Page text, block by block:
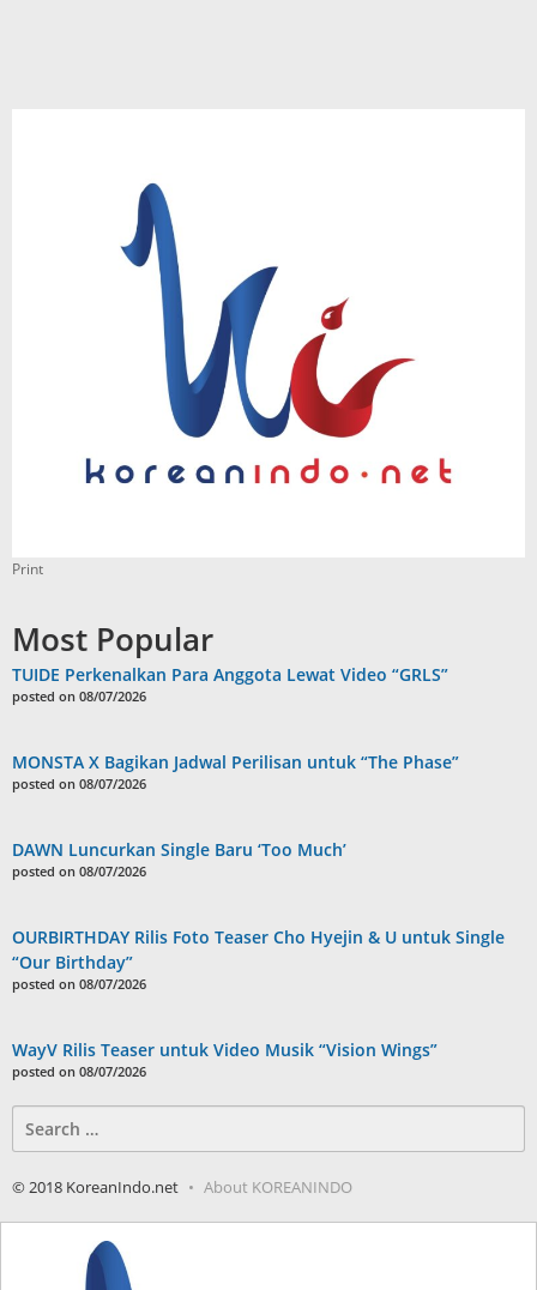
Print
Most Popular
TUIDE Perkenalkan Para Anggota Lewat Video “GRLS”
posted on 08/07/2026
MONSTA X Bagikan Jadwal Perilisan untuk “The Phase”
posted on 08/07/2026
DAWN Luncurkan Single Baru ‘Too Much’
posted on 08/07/2026
OURBIRTHDAY Rilis Foto Teaser Cho Hyejin & U untuk Single
“Our Birthday”
posted on 08/07/2026
WayV Rilis Teaser untuk Video Musik “Vision Wings”
posted on 08/07/2026
for:
© 2018 KoreanIndo.net About KOREANINDO